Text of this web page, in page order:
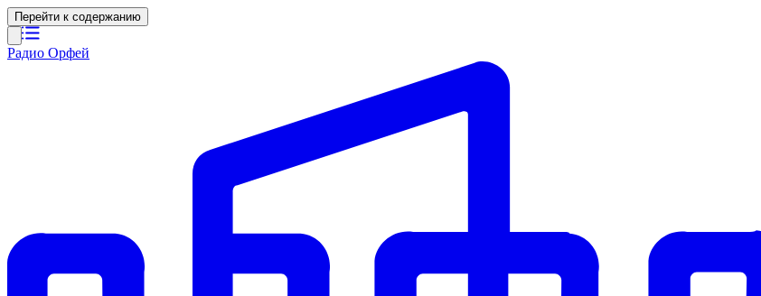
Перейти к содержанию
Радио Орфей